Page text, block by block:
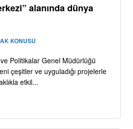
alanında dünya
KONUSU
Politikalar Genel Müdürlüğü
çeşitler ve uyguladığı projelerle
etkil...